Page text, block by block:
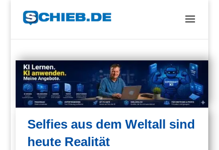
Selfies aus dem Weltall sind
heute Realität